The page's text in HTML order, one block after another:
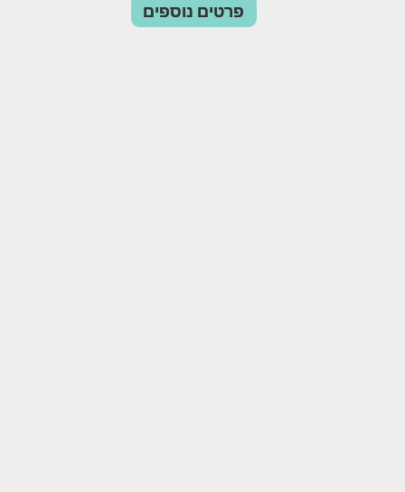
פרטים נוספים